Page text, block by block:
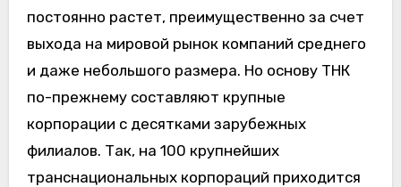
постоянно растет, преимущественно за счет
выхода на мировой рынок компаний среднего
и даже небольшого размера. Но основу ТНК
по-прежнему составляют крупные
корпорации с десятками зарубежных
филиалов. Так, на 100 крупнейших
транснациональных корпораций приходится